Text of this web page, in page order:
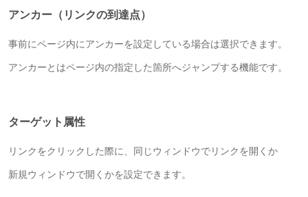
アンカー（リンクの到達点）
事前にページ内にアンカーを設定している場合は選択できます。
アンカーとはページ内の指定した箇所へジャンプする機能です。
ターゲット属性
リンクをクリックした際に、同じウィンドウでリンクを開くか
新規ウィンドウで開くかを設定できます。